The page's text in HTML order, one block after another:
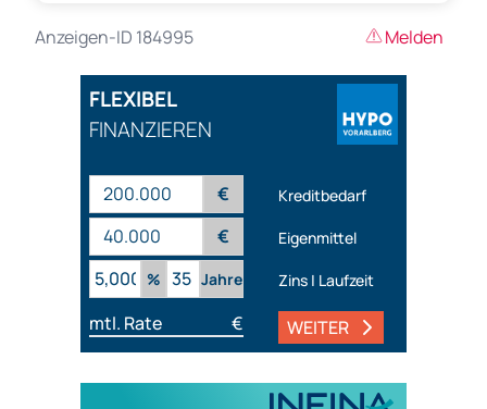
Anzeigen-ID 184995 Melden
FLEXIBEL
FINANZIEREN
€ Kreditbedarf
€
Eigenmittel
%
Jahre Zins | Laufzeit
mtl. Rate € WEITER